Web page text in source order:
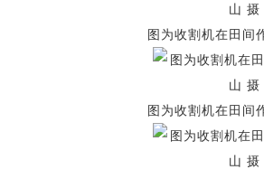
图为收割机在田间
图为收割机在田间